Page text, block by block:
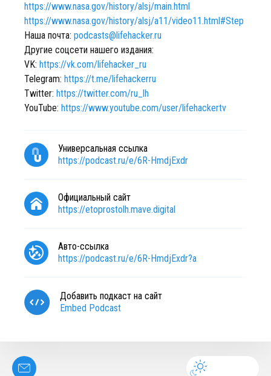
https://www.nasa.gov/history/alsj/main.html
https://www.nasa.gov/history/alsj/a11/video11.html#Step
Наша почта: podcasts@lifehacker.ru
Другие соцсети нашего издания:
VK: https://vk.com/lifehacker_ru
Telegram: https://t.me/lifehackerru
Twitter: https://twitter.com/ru_lh
YouTube: https://www.youtube.com/user/lifehackertv
Универсальная ссылка
https://podcast.ru/e/6R-HmdjExdr
Официальный сайт
https://etoprostolh.mave.digital
Авто-ссылка
https://podcast.ru/e/6R-HmdjExdr?a
Добавить подкаст на сайт
Embed Podcast